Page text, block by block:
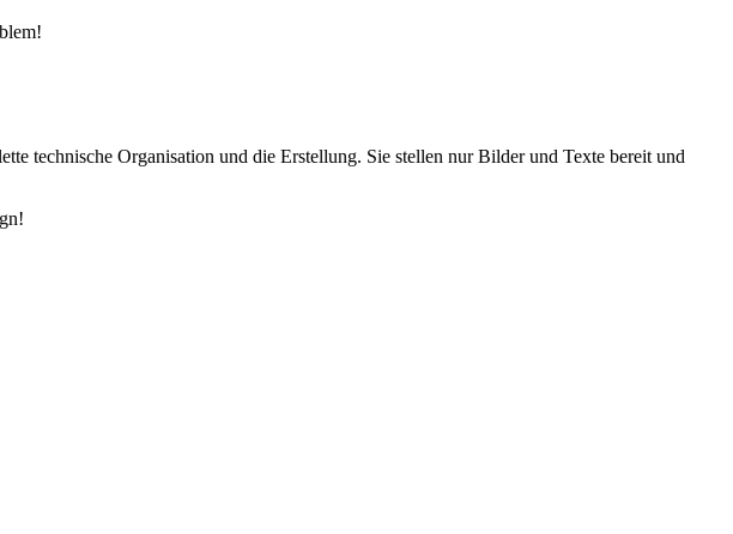
technische Organisation und die Erstellung. Sie stellen nur Bilder und Texte bereit und